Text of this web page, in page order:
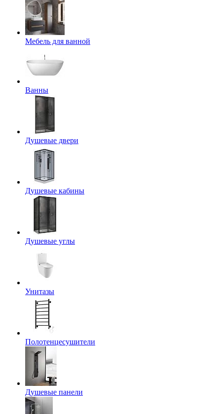
Мебель для ванной
Ванны
Душевые двери
Душевые кабины
Душевые углы
Унитазы
Полотенцесушители
Душевые панели